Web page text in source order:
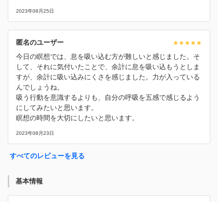
2023年08月25日
匿名のユーザー
今日の瞑想では、息を吸い込む方が難しいと感じました。そ
して、それに気付いたことで、余計に息を吸い込もうとしま
すが、余計に吸い込みにくさを感じました。力が入っている
んでしょうね。
吸う行動を意識するよりも、自分の呼吸を五感で感じるよう
にしてみたいと思います。
瞑想の時間を大切にしたいと思います。
2023年08月23日
すべてのレビューを見る
基本情報